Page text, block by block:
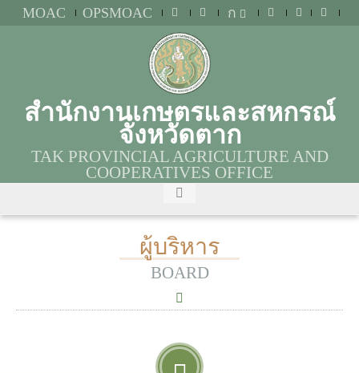
MOAC OPSMOAC ก
สำนักงานเกษตรและสหกรณ์
จังหวัดตาก
TAK PROVINCIAL AGRICULTURE AND
COOPERATIVES OFFICE
ผู้บริหาร
BOARD